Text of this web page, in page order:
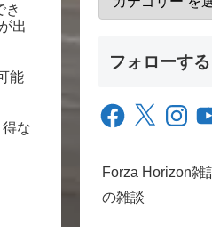
き
出
能
な
フォローする
Facebook
X
Forza Horizon雑
の雑談